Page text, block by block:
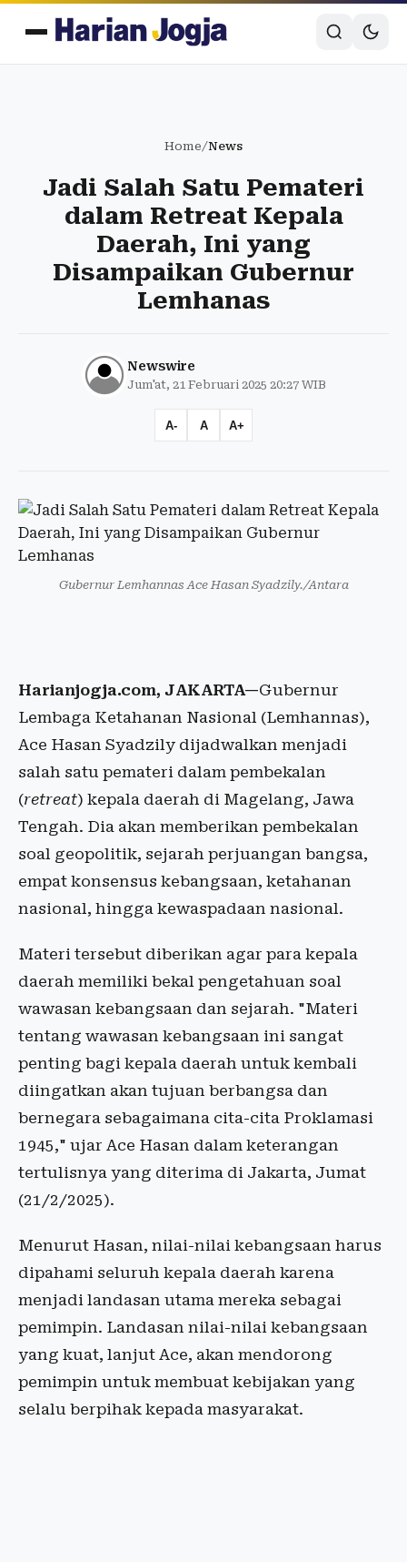
Home/News
Jadi Salah Satu Pemateri
dalam Retreat Kepala
Daerah, Ini yang
Disampaikan Gubernur
Lemhanas
Newswire
Jum'at, 21 Februari 2025 20:27 WIB
A- A A+
Gubernur Lemhannas Ace Hasan Syadzily./Antara
Harianjogja.com, JAKARTA—Gubernur
Lembaga Ketahanan Nasional (Lemhannas),
Ace Hasan Syadzily dijadwalkan menjadi
salah satu pemateri dalam pembekalan
(retreat) kepala daerah di Magelang, Jawa
Tengah. Dia akan memberikan pembekalan
soal geopolitik, sejarah perjuangan bangsa,
empat konsensus kebangsaan, ketahanan
nasional, hingga kewaspadaan nasional.
Materi tersebut diberikan agar para kepala
daerah memiliki bekal pengetahuan soal
wawasan kebangsaan dan sejarah. "Materi
tentang wawasan kebangsaan ini sangat
penting bagi kepala daerah untuk kembali
diingatkan akan tujuan berbangsa dan
bernegara sebagaimana cita-cita Proklamasi
1945," ujar Ace Hasan dalam keterangan
tertulisnya yang diterima di Jakarta, Jumat
(21/2/2025).
Menurut Hasan, nilai-nilai kebangsaan harus
dipahami seluruh kepala daerah karena
menjadi landasan utama mereka sebagai
pemimpin. Landasan nilai-nilai kebangsaan
yang kuat, lanjut Ace, akan mendorong
pemimpin untuk membuat kebijakan yang
selalu berpihak kepada masyarakat.